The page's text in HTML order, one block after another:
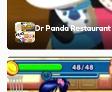
Dr Panda Restaurant